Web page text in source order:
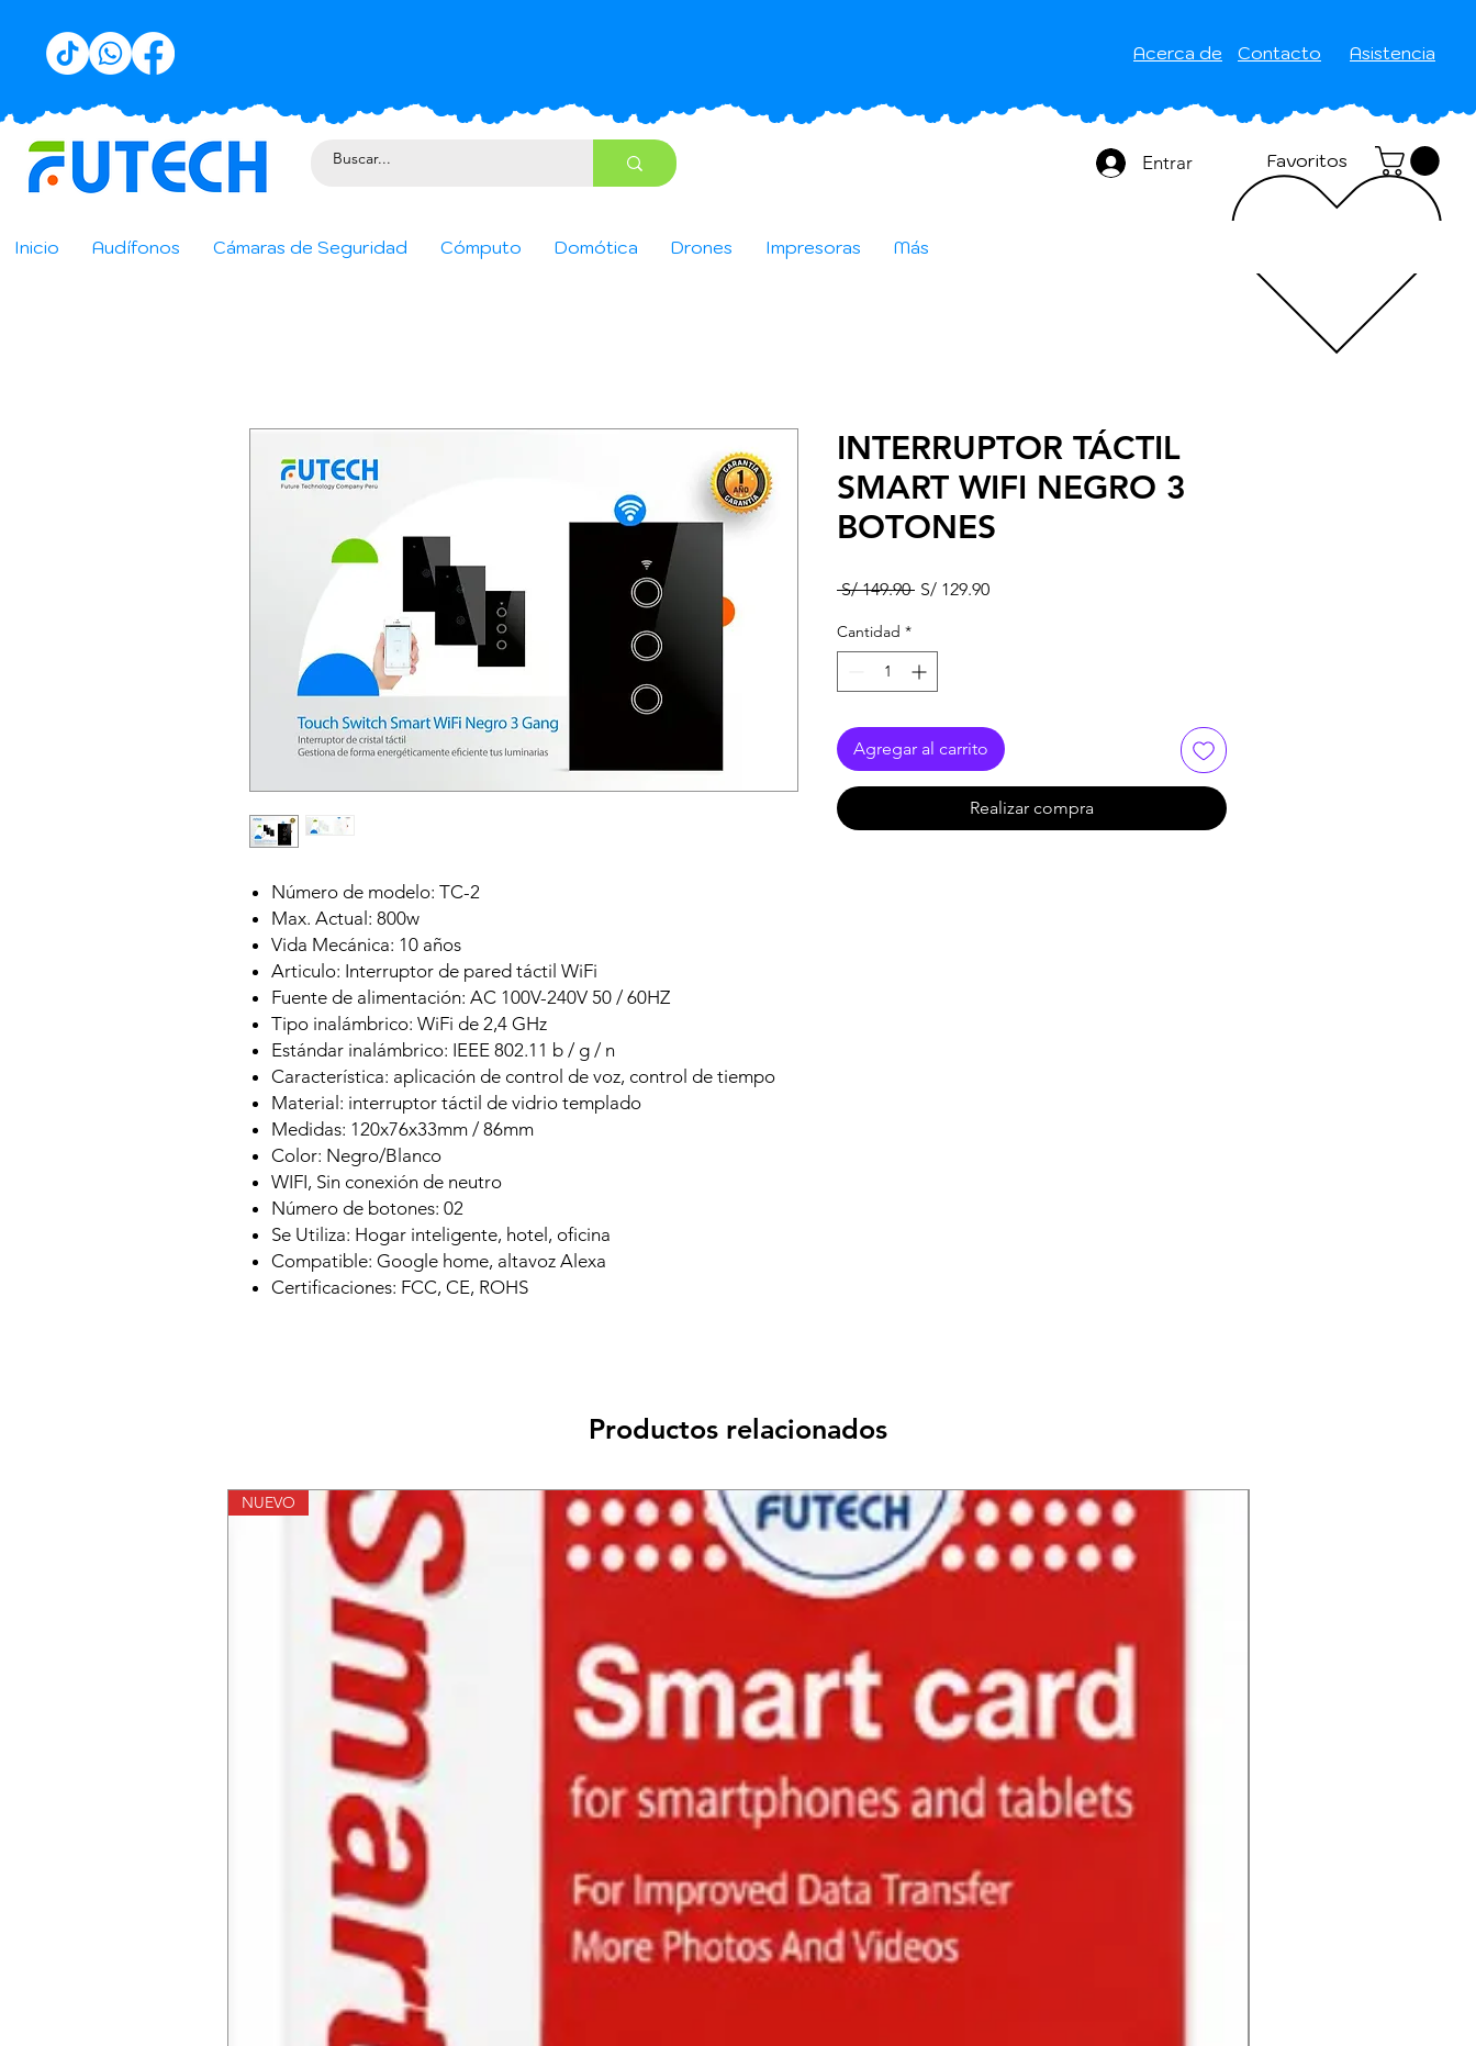
Acerca de Contacto Asistencia
Entrar Favoritos
Inicio Audífonos Cámaras de Seguridad Cómputo Domótica Drones Impresoras Más
Número de modelo: TC-2
Max. Actual: 800w
Vida Mecánica: 10 años
Articulo: Interruptor de pared táctil WiFi
Fuente de alimentación: AC 100V-240V 50 / 60HZ
Tipo inalámbrico: WiFi de 2,4 GHz
Estándar inalámbrico: IEEE 802.11 b / g / n
Característica: aplicación de control de voz, control de tiempo
Material: interruptor táctil de vidrio templado
Medidas: 120x76x33mm / 86mm
Color: Negro/Blanco
WIFI, Sin conexión de neutro
Número de botones: 02
Se Utiliza: Hogar inteligente, hotel, oficina
Compatible: Google home, altavoz Alexa
Certificaciones: FCC, CE, ROHS
INTERRUPTOR TÁCTIL
SMART WIFI NEGRO 3
BOTONES
S/ 149.90 Precio
S/ 129.90Precio
Cantidad *
Agregar al carrito
Realizar compra
Productos relacionados
NUEVO